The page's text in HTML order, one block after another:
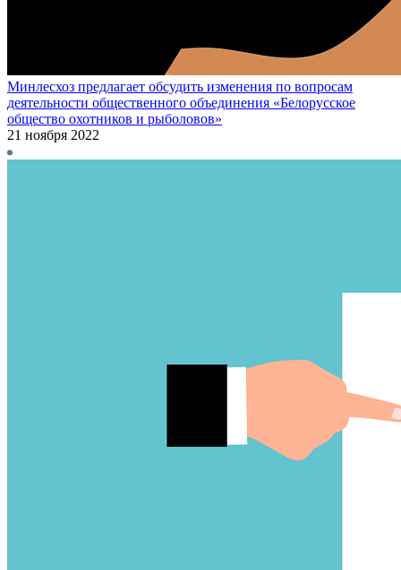
Минлесхоз предлагает обсудить изменения по вопросам
деятельности общественного объединения «Белорусское
общество охотников и рыболовов»
21 ноября 2022